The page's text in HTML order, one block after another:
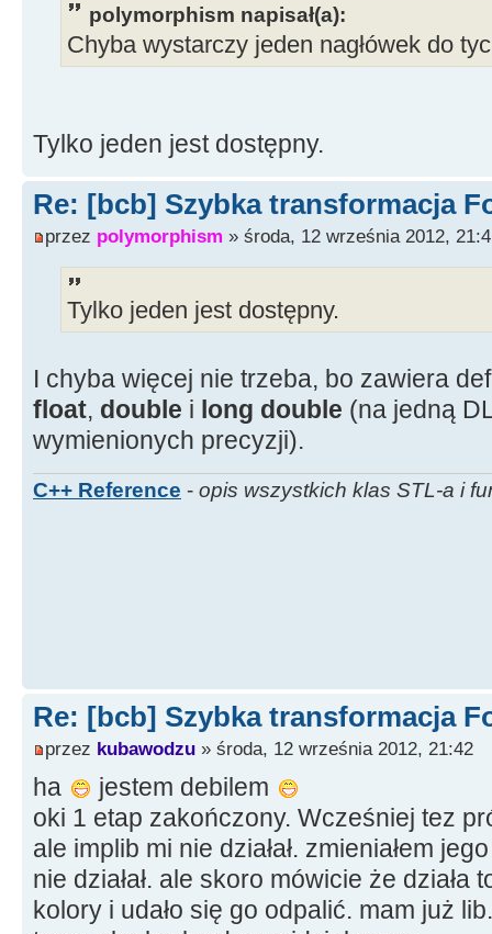
polymorphism napisał(a):
Chyba wystarczy jeden nagłówek do
Tylko jeden jest dostępny.
Re: [bcb] Szybka transformacja
przez polymorphism » środa, 12 września 2012,
Tylko jeden jest dostępny.
I chyba więcej nie trzeba, bo zawiera
float, double i long double (na jedną
wymienionych precyzji).
C++ Reference - opis wszystkich klas STL-a i
Re: [bcb] Szybka transformacja
przez kubawodzu » środa, 12 września 2012, 21:42
ha
jestem debilem
oki 1 etap zakończony. Wcześniej tez
ale implib mi nie działał. zmieniałem
nie działał. ale skoro mówicie że działa
kolory i udało się go odpalić. mam już lib.